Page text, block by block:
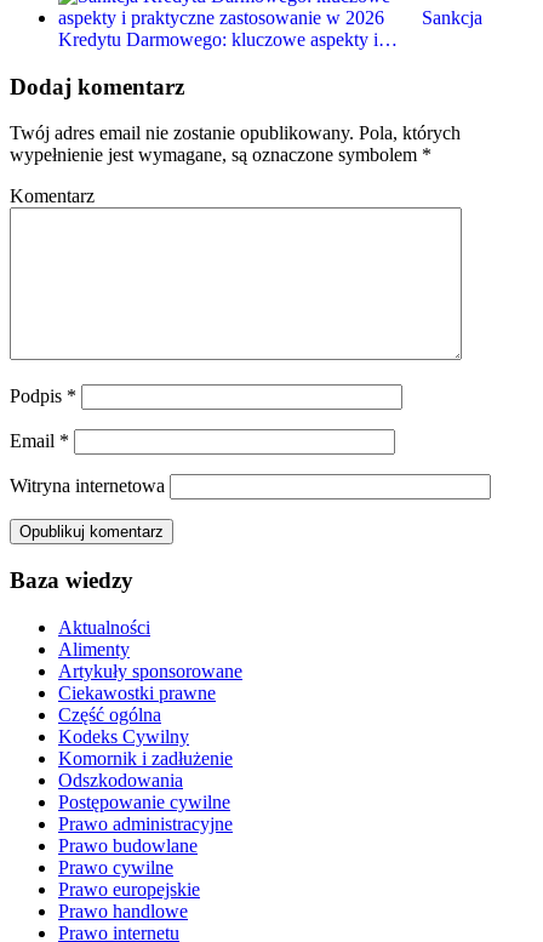
Sankcja
Kredytu Darmowego: kluczowe aspekty i…
Dodaj komentarz
Twój adres email nie zostanie opublikowany. Pola, których
wypełnienie jest wymagane, są oznaczone symbolem *
Komentarz
Podpis *
Email *
Witryna internetowa
Baza wiedzy
Aktualności
Alimenty
Artykuły sponsorowane
Ciekawostki prawne
Część ogólna
Kodeks Cywilny
Komornik i zadłużenie
Odszkodowania
Postępowanie cywilne
Prawo administracyjne
Prawo budowlane
Prawo cywilne
Prawo europejskie
Prawo handlowe
Prawo internetu